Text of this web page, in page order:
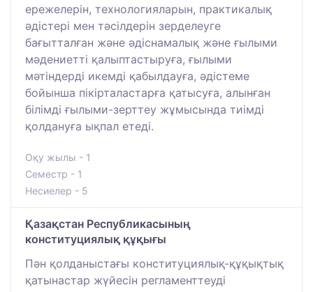
ережелерін, технологияларын, практикалық
әдістері мен тәсілдерін зерделеуге
бағытталған және әдіснамалық және ғылыми
мәдениетті қалыптастыруға, ғылыми
мәтіндерді икемді қабылдауға, әдістеме
бойынша пікірталастарға қатысуға, алынған
білімді ғылыми-зерттеу жұмысында тиімді
қолдануға ықпал етеді.
Оқу жылы - 1
Семестр - 1
Несиелер - 5
Қазақстан Республикасының
конституциялық құқығы
Пән қолданыстағы конституциялық-құқықтық
қатынастар жүйесін регламенттеуді